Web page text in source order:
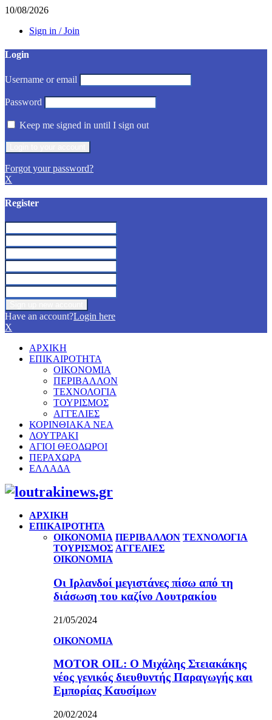
10/08/2026
Sign in / Join
Login
Username or email
Password
Keep me signed in until I sign out
Forgot your password?
X
Register
Have an account?Login here
X
ΑΡΧΙΚΗ
ΕΠΙΚΑΙΡΟΤΗΤΑ
ΟΙΚΟΝΟΜΙΑ
ΠΕΡΙΒΑΛΛΟΝ
ΤΕΧΝΟΛΟΓΙΑ
ΤΟΥΡΙΣΜΟΣ
ΑΓΓΕΛΙΕΣ
ΚΟΡΙΝΘΙΑΚΑ ΝΕΑ
ΛΟΥΤΡΑΚΙ
ΑΓΙΟΙ ΘΕΟΔΩΡΟΙ
ΠΕΡΑΧΩΡΑ
ΕΛΛΑΔΑ
Facebook
Twitter
Instagram
Pinterest
Youtube
ΑΡΧΙΚΗ
ΕΠΙΚΑΙΡΟΤΗΤΑ
ΟΙΚΟΝΟΜΙΑ ΠΕΡΙΒΑΛΛΟΝ ΤΕΧΝΟΛΟΓΙΑ
ΤΟΥΡΙΣΜΟΣ ΑΓΓΕΛΙΕΣ
ΟΙΚΟΝΟΜΙΑ
Οι Ιρλανδοί μεγιστάνες πίσω από τη
διάσωση του καζίνο Λουτρακίου
21/05/2024
ΟΙΚΟΝΟΜΙΑ
MOTOR OIL: Ο Μιχάλης Στειακάκης
νέος γενικός διευθυντής Παραγωγής και
Εμπορίας Καυσίμων
20/02/2024